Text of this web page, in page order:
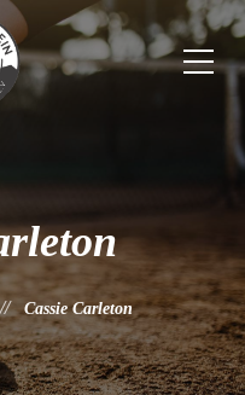
Cassie Carleton